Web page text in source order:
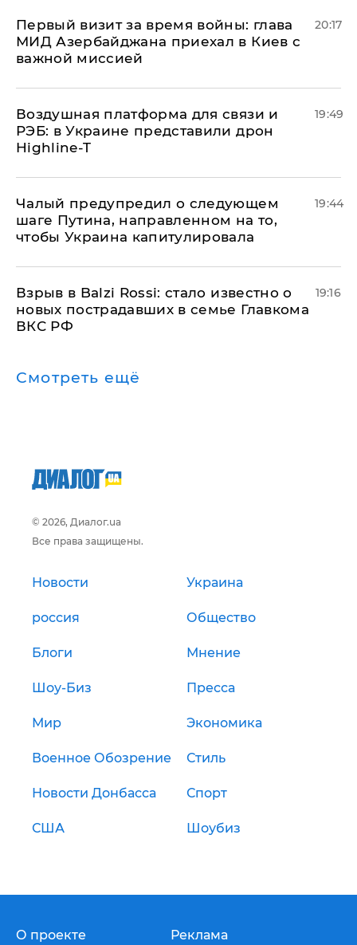
Первый визит за время войны: глава
МИД Азербайджана приехал в Киев с
важной миссией
20:17
Воздушная платформа для связи и
РЭБ: в Украине представили дрон
Highline-T
19:49
Чалый предупредил о следующем
шаге Путина, направленном на то,
чтобы Украина капитулировала
19:44
Взрыв в Balzi Rossi: стало известно о
новых пострадавших в семье Главкома
ВКС РФ
19:16
Смотреть ещё
© 2026, Диалог.ua
Все права защищены.
Новости Украина
россия Общество
Блоги Мнение
Шоу-Биз Пресса
Мир Экономика
Военное Обозрение Стиль
Новости Донбасса Спорт
США Шоубиз
О проекте Реклама